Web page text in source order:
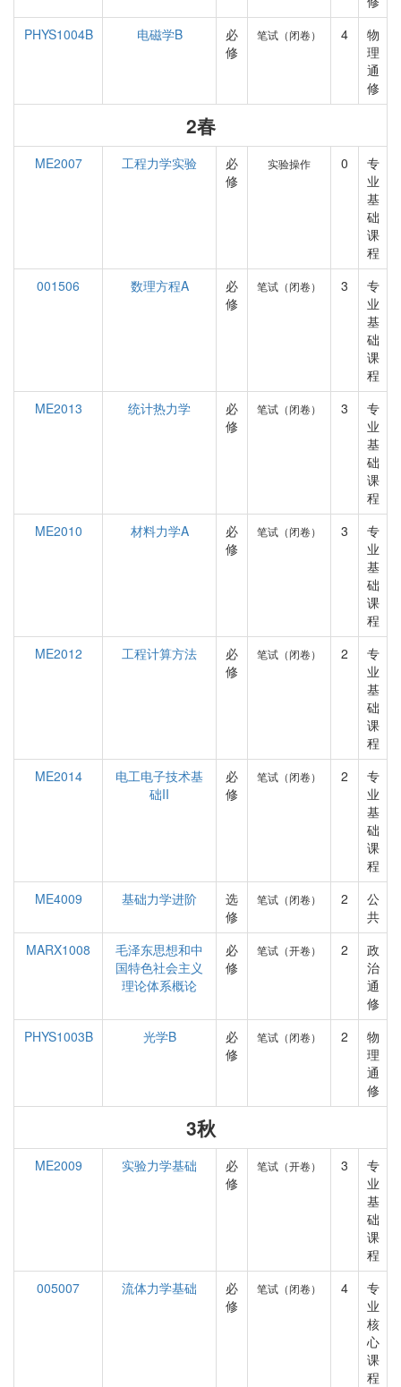
PHYS1004B
电磁学B
必
修
笔试（闭卷） 4
物
理
通
修
2春
ME2007 工程力学实验
必
修
实验操作 0
专
业
基
础
课
程
001506
数理方程A
必
修
笔试（闭卷） 3
专
业
基
础
课
程
ME2013
统计热力学
必
修
笔试（闭卷） 3
专
业
基
础
课
程
ME2010
材料力学A
必
修
笔试（闭卷） 3
专
业
基
础
课
程
ME2012
工程计算方法
必
修
笔试（闭卷） 2
专
业
基
础
课
程
ME2014
电工电子技术基
础II
必
修
笔试（闭卷） 2
专
业
基
础
课
程
ME4009
基础力学进阶
选
修
笔试（闭卷） 2
公
共
MARX1008
毛泽东思想和中
国特色社会主义
理论体系概论
必
修
笔试（开卷） 2
政
治
通
修
PHYS1003B
光学B
必
修
笔试（闭卷） 2
物
理
通
修
3秋
ME2009 实验力学基础
必
修
笔试（开卷） 3
专
业
基
础
课
程
005007
流体力学基础
必
修
笔试（闭卷） 4
专
业
核
心
课
程